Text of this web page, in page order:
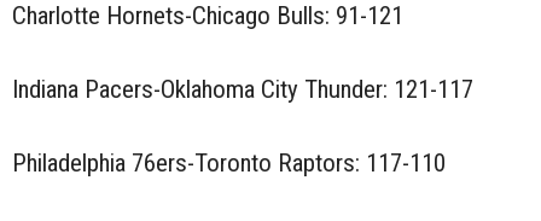
Charlotte Hornets-Chicago Bulls: 91-121
Indiana Pacers-Oklahoma City Thunder: 121-117
Philadelphia 76ers-Toronto Raptors: 117-110